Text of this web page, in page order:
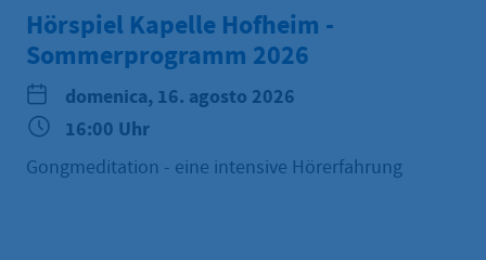
Hörspiel Kapelle Hofheim -
Sommerprogramm 2026
domenica, 16. agosto 2026
16:00 Uhr
Gongmeditation - eine intensive Hörerfahrung